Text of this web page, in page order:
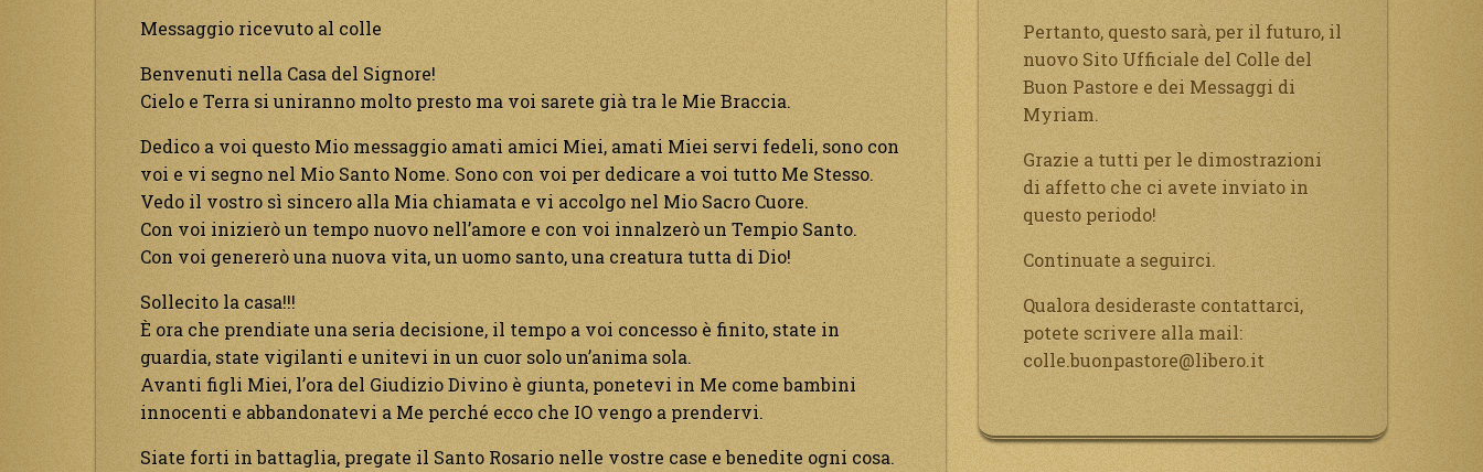
Messaggio ricevuto al colle
Benvenuti nella Casa del Signore!
Cielo e Terra si uniranno molto presto ma voi sarete già tra le Mie Braccia.
Dedico a voi questo Mio messaggio amati amici Miei, amati Miei servi fedeli, sono con
voi e vi segno nel Mio Santo Nome. Sono con voi per dedicare a voi tutto Me Stesso.
Vedo il vostro sì sincero alla Mia chiamata e vi accolgo nel Mio Sacro Cuore.
Con voi inizierò un tempo nuovo nell’amore e con voi innalzerò un Tempio Santo.
Con voi genererò una nuova vita, un uomo santo, una creatura tutta di Dio!
Sollecito la casa!!!
È ora che prendiate una seria decisione, il tempo a voi concesso è finito, state in
guardia, state vigilanti e unitevi in un cuor solo un’anima sola.
Avanti figli Miei, l’ora del Giudizio Divino è giunta, ponetevi in Me come bambini
innocenti e abbandonatevi a Me perché ecco che IO vengo a prendervi.
Siate forti in battaglia, pregate il Santo Rosario nelle vostre case e benedite ogni cosa.
Pertanto, questo sarà, per il futuro, il
nuovo Sito Ufficiale del Colle del
Buon Pastore e dei Messaggi di
Myriam.
Grazie a tutti per le dimostrazioni
di affetto che ci avete inviato in
questo periodo!
Continuate a seguirci.
Qualora desideraste contattarci,
potete scrivere alla mail:
colle.buonpastore@libero.it